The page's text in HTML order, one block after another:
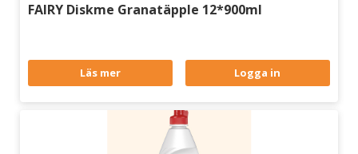
FAIRY Diskme Granatäpple 12*900ml
Läs mer Logga in